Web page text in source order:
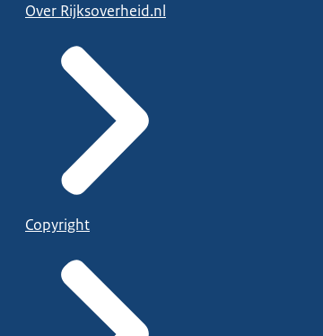
Over Rijksoverheid.nl
Copyright